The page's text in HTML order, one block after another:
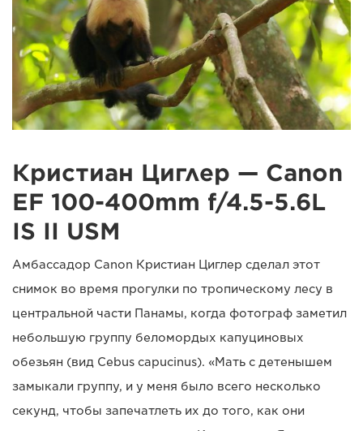
Кристиан Циглер — Canon
EF 100-400mm f/4.5-5.6L
IS II USM
Амбассадор Canon Кристиан Циглер сделал этот
снимок во время прогулки по тропическому лесу в
центральной части Панамы, когда фотограф заметил
небольшую группу беломордых капуциновых
обезьян (вид Cebus capucinus). «Мать с детенышем
замыкали группу, и у меня было всего несколько
секунд, чтобы запечатлеть их до того, как они